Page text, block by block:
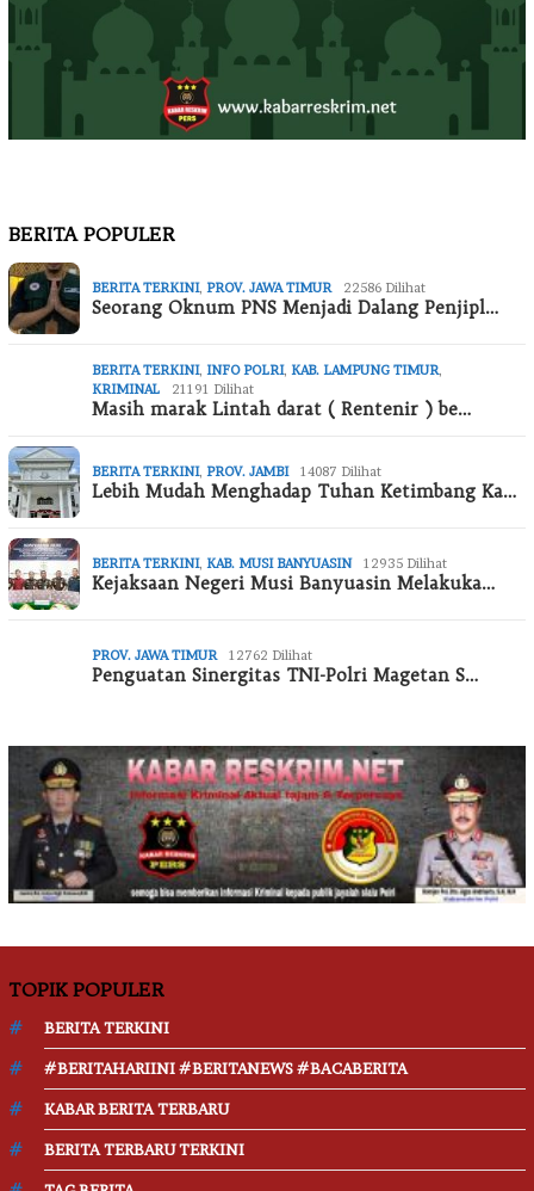
BERITA POPULER
BERITA TERKINI, PROV. JAWA TIMUR 22586 Dilihat
Seorang Oknum PNS Menjadi Dalang Penjipl…
BERITA TERKINI, INFO POLRI, KAB. LAMPUNG TIMUR,
KRIMINAL
21191 Dilihat
Masih marak Lintah darat ( Rentenir ) be…
BERITA TERKINI, PROV. JAMBI 14087 Dilihat
Lebih Mudah Menghadap Tuhan Ketimbang Ka…
BERITA TERKINI, KAB. MUSI BANYUASIN 12935 Dilihat
Kejaksaan Negeri Musi Banyuasin Melakuka…
PROV. JAWA TIMUR 12762 Dilihat
Penguatan Sinergitas TNI-Polri Magetan S…
TOPIK POPULER
BERITA TERKINI
#BERITAHARIINI #BERITANEWS #BACABERITA
KABAR BERITA TERBARU
BERITA TERBARU TERKINI